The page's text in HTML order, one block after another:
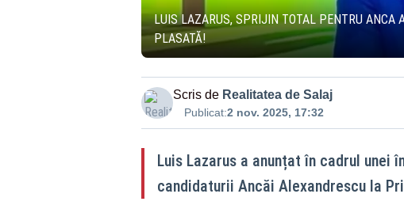
LUIS LAZARUS, SPRIJIN TOTAL PENTRU ANCA
PLASATĂ!
Scris de Realitatea de Salaj
Publicat:2 nov. 2025, 17:32
Luis Lazarus a anunțat în cadrul
candidaturii Ancăi Alexandrescu la